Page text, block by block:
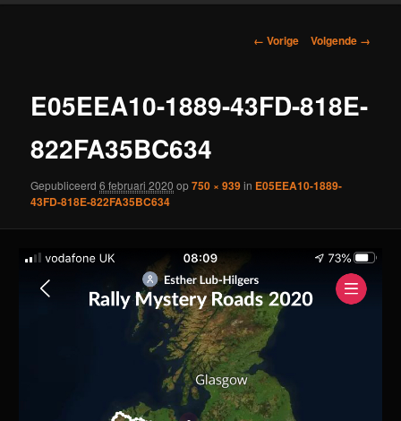
Afbeeldingsnavigatie
← Vorige Volgende →
E05EEA10-1889-43FD-818E-
822FA35BC634
Gepubliceerd6 februari 2020 op750 × 939in E05EEA10-1889-
43FD-818E-822FA35BC634